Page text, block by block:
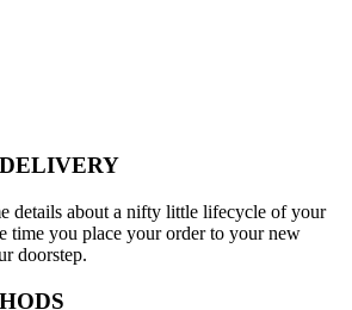
details about a nifty little lifecycle of your
time you place your order to your new
doorstep.